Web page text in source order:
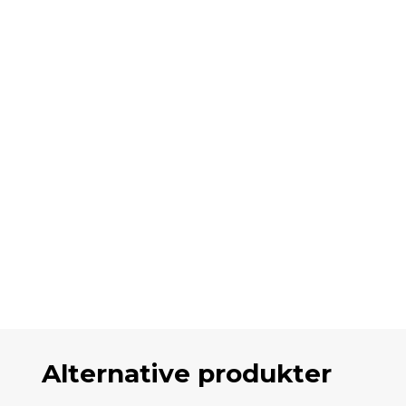
Alternative produkter